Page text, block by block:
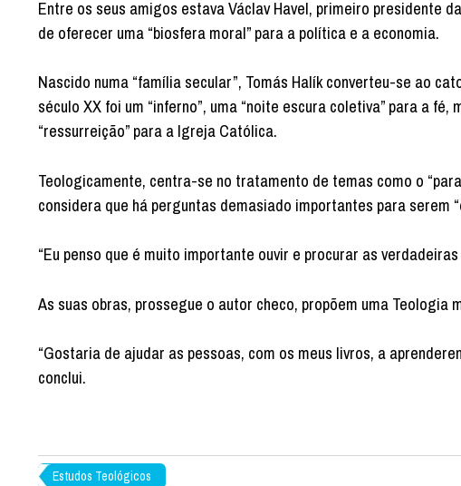
Entre os seus amigos estava Václav Havel, primeiro presidente
de oferecer uma “biosfera moral” para a política e a economia.
Nascido numa “família secular”, Tomás Halík converteu-se ao
século XX foi um “inferno”, uma “noite escura coletiva” para a
“ressurreição” para a Igreja Católica.
Teologicamente, centra-se no tratamento de temas como o
considera que há perguntas demasiado importantes para serem
“Eu penso que é muito importante ouvir e procurar as
As suas obras, prossegue o autor checo, propõem uma Teologia
“Gostaria de ajudar as pessoas, com os meus livros, a
conclui.
Estudos Teológicos